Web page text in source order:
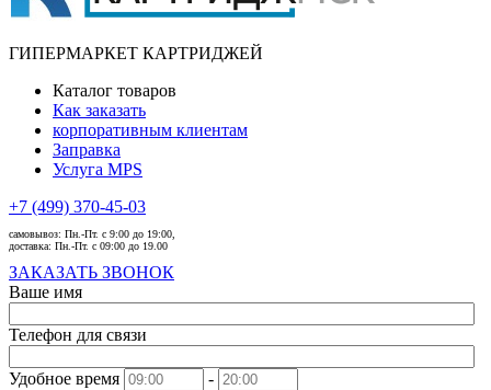
ГИПЕРМАРКЕТ КАРТРИДЖЕЙ
Каталог товаров
Как заказать
корпоративным клиентам
Заправка
Услуга MPS
+7 (499) 370-45-03
самовывоз: Пн.-Пт. с 9:00 до 19:00,
доставка: Пн.-Пт. с 09:00 до 19.00
ЗАКАЗАТЬ ЗВОНОК
Ваше имя
Телефон для связи
Удобное время
-